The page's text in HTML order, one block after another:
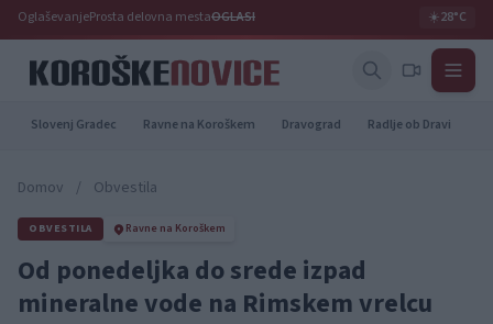
OglaševanjeProsta delovna mestaOGLASI ☀️28°C
Slovenj Gradec Ravne na Koroškem Dravograd Radlje ob Dravi
Domov / Obvestila
OBVESTILA Ravne na Koroškem
Od ponedeljka do srede izpad
mineralne vode na Rimskem vrelcu